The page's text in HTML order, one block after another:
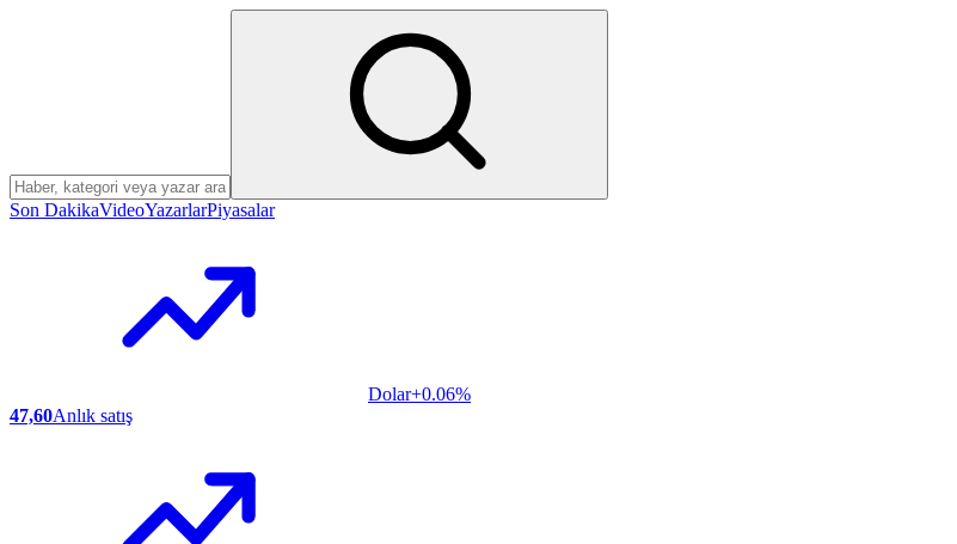
Son DakikaVideoYazarlarPiyasalar
Dolar+0.06%
47,60Anlık satış